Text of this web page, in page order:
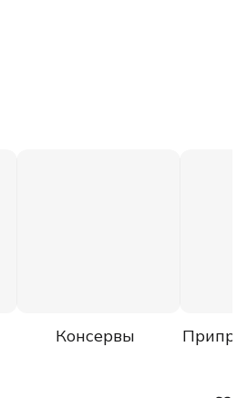
Консервы